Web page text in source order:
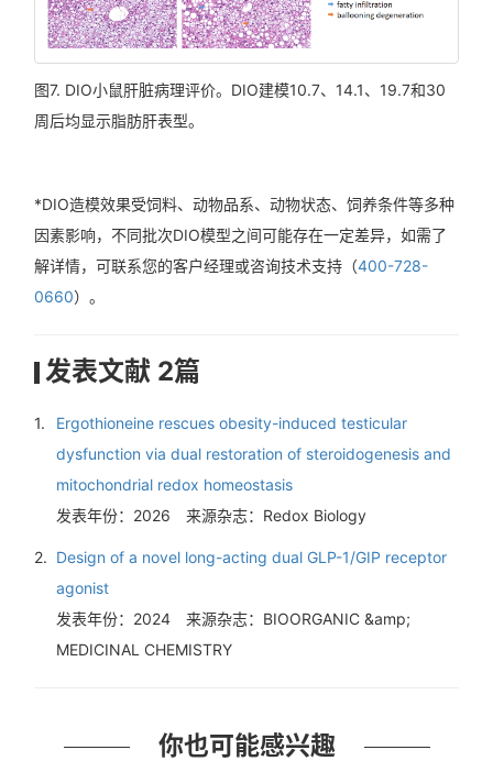
图7. DIO小鼠肝脏病理评价。DIO建模10.7、14.1、19.7和30
周后均显示脂肪肝表型。
*DIO造模效果受饲料、动物品系、动物状态、饲养条件等多种
因素影响，不同批次DIO模型之间可能存在一定差异，如需了
解详情，可联系您的客户经理或咨询技术支持（400-728-
0660）。
发表文献 2篇
1.
Ergothioneine rescues obesity-induced testicular
dysfunction via dual restoration of steroidogenesis and
mitochondrial redox homeostasis
发表年份：2026
来源杂志：Redox Biology
2. Design of a novel long-acting dual GLP-1/GIP receptor
agonist
发表年份：2024
来源杂志：BIOORGANIC &amp;
MEDICINAL CHEMISTRY
你也可能感兴趣